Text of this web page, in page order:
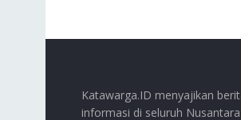
Katawarga.ID menyajikan
informasi di seluruh